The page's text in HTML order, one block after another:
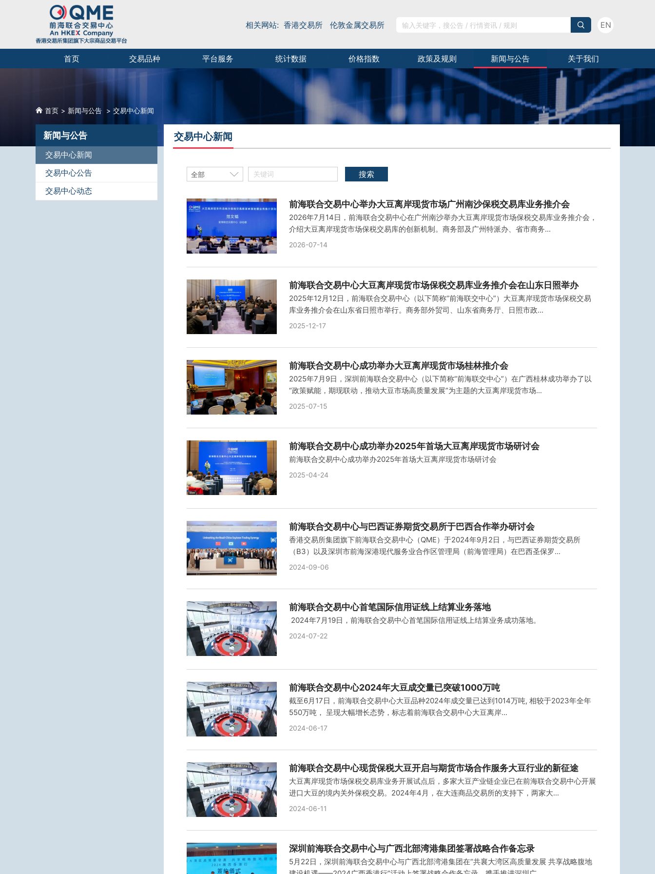
EN
相关网站: 香港交易所 伦敦金属交易所
首页 交易品种 平台服务 统计数据 价格指数 政策及规则 新闻与公告 关于我们
首页 新闻与公告 交易中心新闻
新闻与公告
交易中心新闻
交易中心公告
交易中心动态
交易中心新闻
全部
前海联合交易中心举办大豆离岸现货市场广州南沙保税交易库业务推介会
2026年7月14日，前海联合交易中心在广州南沙举办大豆离岸现货市场保税交易库业务推介会，
介绍大豆离岸现货市场保税交易库的创新机制。商务部及广州特派办、省市商务...
2026-07-14
前海联合交易中心大豆离岸现货市场保税交易库业务推介会在山东日照举办
2025年12月12日，前海联合交易中心（以下简称“前海联交中心”）大豆离岸现货市场保税交易
库业务推介会在山东省日照市举行。商务部外贸司、山东省商务厅、日照市政...
2025-12-17
前海联合交易中心成功举办大豆离岸现货市场桂林推介会
2025年7月9日，深圳前海联合交易中心（以下简称“前海联交中心”）在广西桂林成功举办了以
“政策赋能，期现联动，推动大豆市场高质量发展”为主题的大豆离岸现货市场...
2025-07-15
前海联合交易中心成功举办2025年首场大豆离岸现货市场研讨会
前海联合交易中心成功举办2025年首场大豆离岸现货市场研讨会
2025-04-24
前海联合交易中心与巴西证券期货交易所于巴西合作举办研讨会
香港交易所集团旗下前海联合交易中心（QME）于2024年9月2日，与巴西证券期货交易所
（B3）以及深圳市前海深港现代服务业合作区管理局（前海管理局）在巴西圣保罗...
2024-09-06
前海联合交易中心首笔国际信用证线上结算业务落地
2024年7月19日，前海联合交易中心首笔国际信用证线上结算业务成功落地。
2024-07-22
前海联合交易中心2024年大豆成交量已突破1000万吨
截至6月17日，前海联合交易中心大豆品种2024年成交量已达到1014万吨, 相较于2023年全年
550万吨， 呈现大幅增长态势，标志着前海联合交易中心大豆离岸...
2024-06-17
前海联合交易中心现货保税大豆开启与期货市场合作服务大豆行业的新征途
大豆离岸现货市场保税交易库业务开展试点后，多家大豆产业链企业已在前海联合交易中心开展
进口大豆的境内关外保税交易。2024年4月，在大连商品交易所的支持下，两家大...
2024-06-11
深圳前海联合交易中心与广西北部湾港集团签署战略合作备忘录
5月22日，深圳前海联合交易中心与广西北部湾港集团在“共襄大湾区高质量发展 共享战略腹地